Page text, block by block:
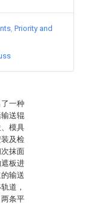
一种
送辊
模具
及检
抹面
板进
输送
道，
条平
Priority and